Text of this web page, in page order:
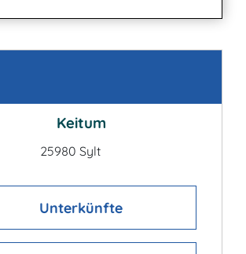
Keitum
25980 Sylt
Unterkünfte